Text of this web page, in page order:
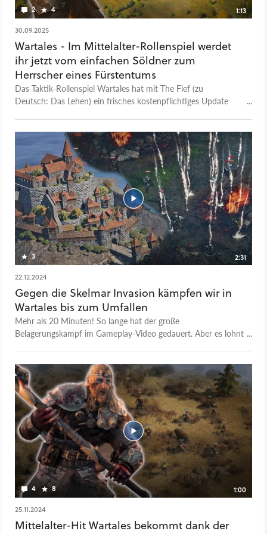
2 4
1:13
30.09.2025
Wartales - Im Mittelalter-Rollenspiel werdet
ihr jetzt vom einfachen Söldner zum
Herrscher eines Fürstentums
Das Taktik-Rollenspiel Wartales hat mit The Fief (zu
Deutsch: Das Lehen) ein frisches kostenpflichtiges Update
Fantasywelt am Leben erhalten müsst. Mit The Fief bekommt
eure Truppe nun ihr eigenes Fürstentum, dass ihr nach
Herzenslust ausbauen und verteidigen könnt. Die Erweiterung
ist seit dem 25. September auf Steam zum Download
verfügbar.
3
2:31
22.12.2024
Gegen die Skelmar Invasion kämpfen wir in
Wartales bis zum Umfallen
Mehr als 20 Minuten! So lange hat der große
Belagerungskampf im Gameplay-Video gedauert. Aber es lohnt
des Rollenspiels einfügt und warum der Kaufpreis von 18 Euro
hier sehr gut angelegt ist, erfahrt ihr im Test unseres Wartales-
Experten bei GameStar Plus.
4 8
1:00
25.11.2024
Mittelalter-Hit Wartales bekommt dank der